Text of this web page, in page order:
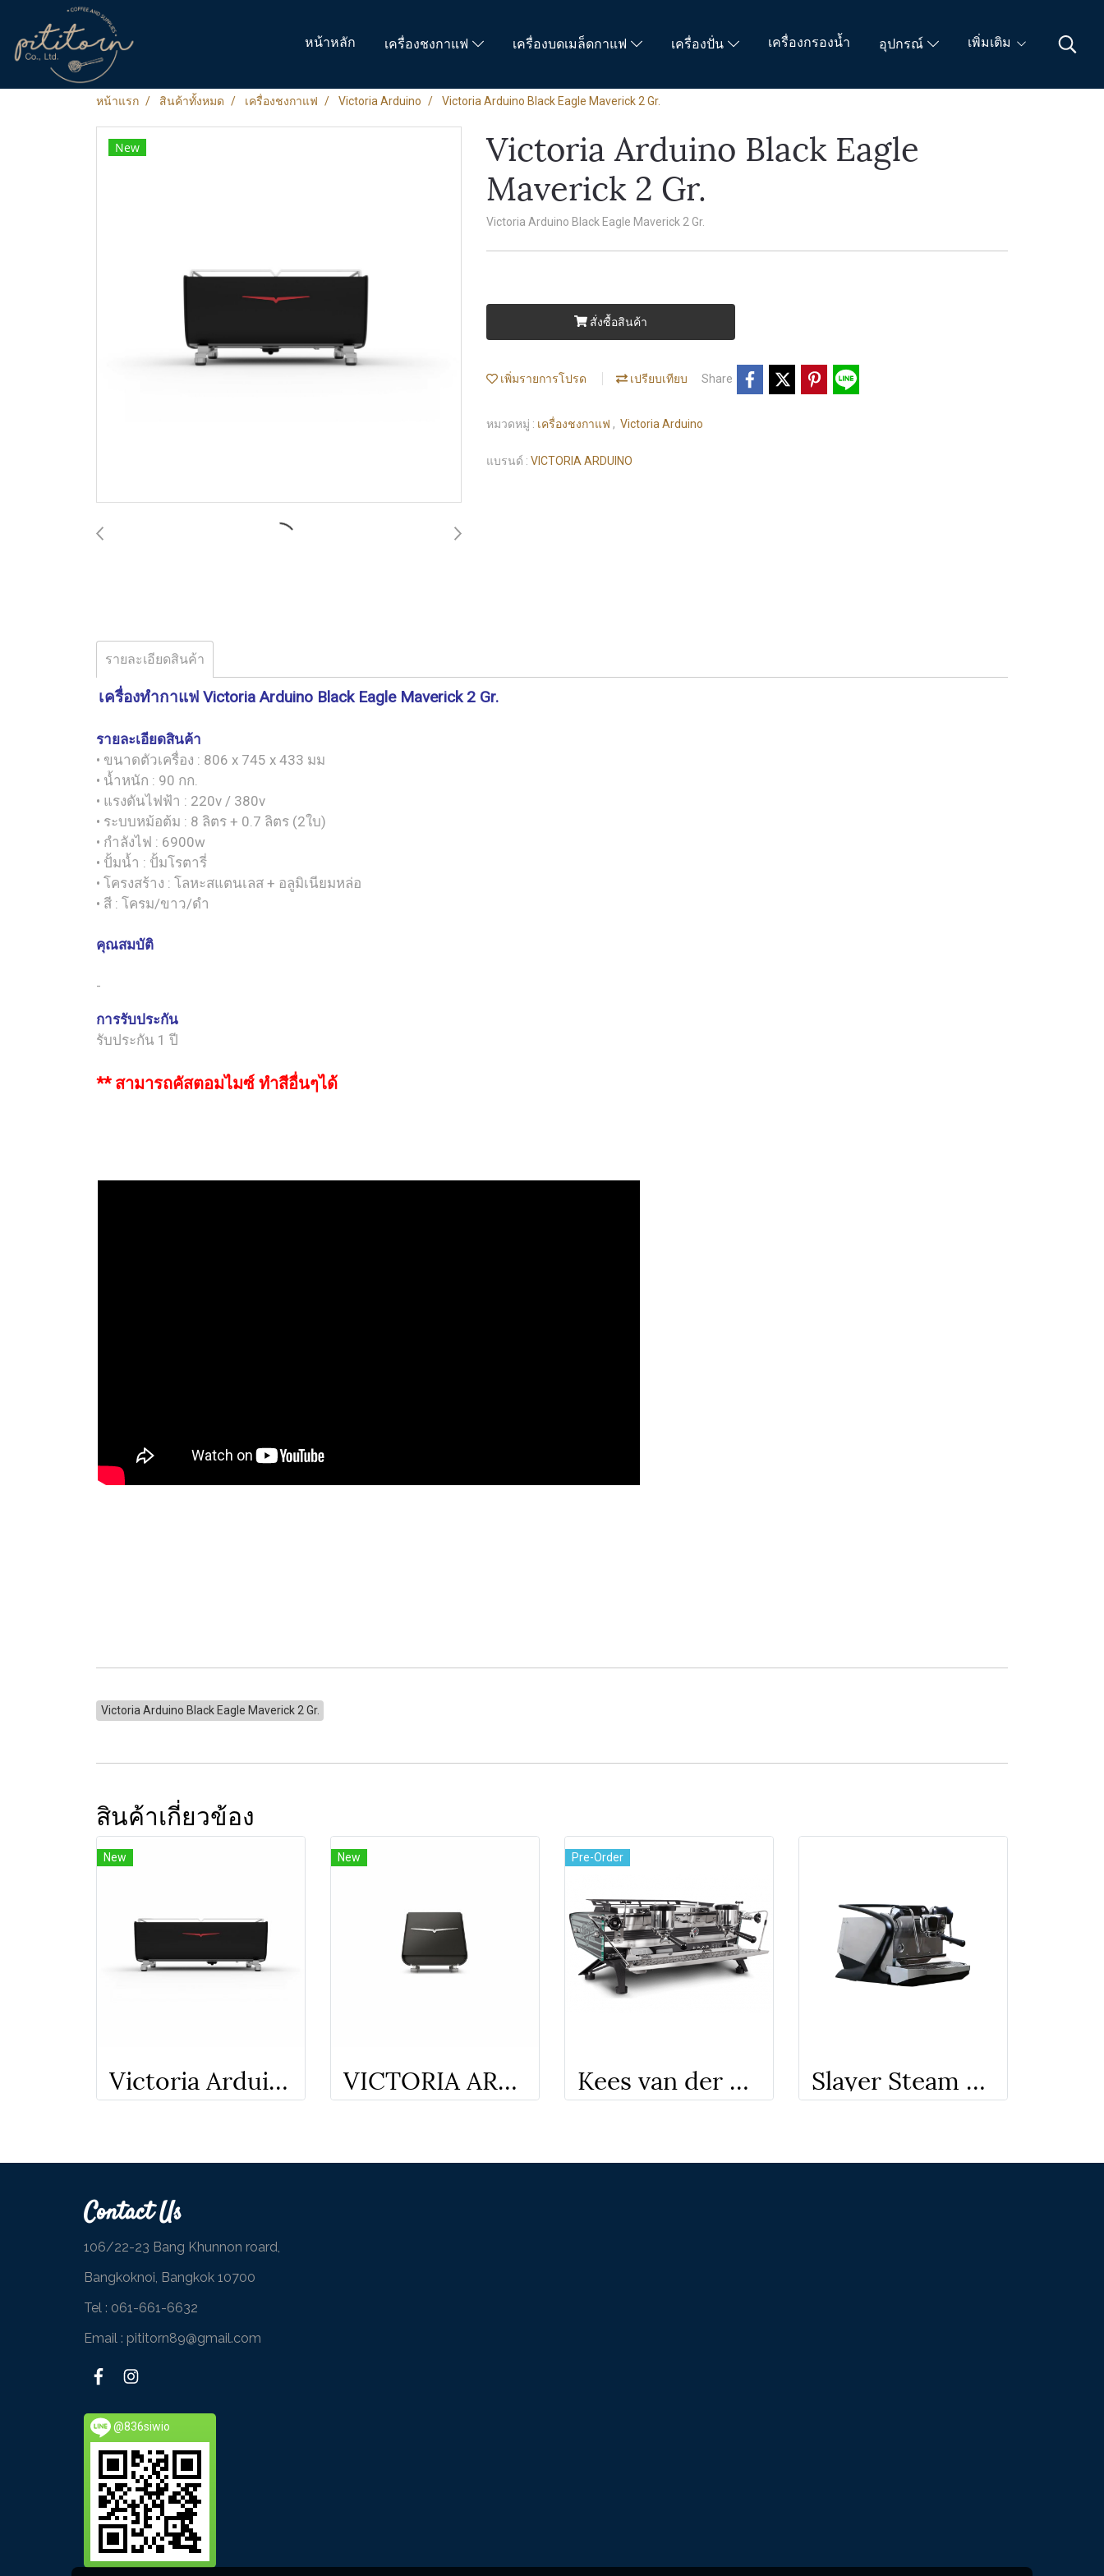
หน้าหลัก เครื่องชงกาแฟ เครื่องบดเมล็ดกาแฟ เครื่องปั่น เครื่องกรองน้ำ อุปกรณ์ เพิ่มเติม
หน้าแรก สินค้าทั้งหมด เครื่องชงกาแฟ Victoria Arduino Victoria Arduino Black Eagle Maverick 2 Gr.
New
Victoria Arduino Black Eagle
Maverick 2 Gr.
Victoria Arduino Black Eagle Maverick 2 Gr.
สั่งซื้อสินค้า
เพิ่มรายการโปรด เปรียบเทียบ Share
หมวดหมู่ : เครื่องชงกาแฟ , Victoria Arduino
แบรนด์ : VICTORIA ARDUINO
รายละเอียดสินค้า
เครื่องทำกาแฟ Victoria Arduino Black Eagle Maverick 2 Gr.
รายละเอียดสินค้า
• ขนาดตัวเครื่อง : 806 x 745 x 433 มม
• น้ำหนัก : 90 กก.
• แรงดันไฟฟ้า : 220v / 380v
• ระบบหม้อต้ม : 8 ลิตร + 0.7 ลิตร (2ใบ)
• กำลังไฟ : 6900w
• ปั้มน้ำ : ปั้มโรตารี่
• โครงสร้าง : โลหะสแตนเลส + อลูมิเนียมหล่อ
• สี : โครม/ขาว/ดำ
คุณสมบัติ
-
การรับประกัน
รับประกัน 1 ปี
** สามารถคัสตอมไมซ์ ทำสีอื่นๆได้
Victoria Arduino Black Eagle Maverick 2 Gr.
สินค้าเกี่ยวข้อง
New
Victoria Arduino Black Eagle Maverick 3 Gr.
New
VICTORIA ARDUINO EAGLE ONE PRIMA E1
Pre-Order
Kees van der Westen Slim Jim Duette 2Gr. Slayer Steam Single
Contact Us
106/22-23 Bang Khunnon roard,
Bangkoknoi, Bangkok 10700
Tel : 061-661-6632
Email : pititorn89@gmail.com
@836siwio